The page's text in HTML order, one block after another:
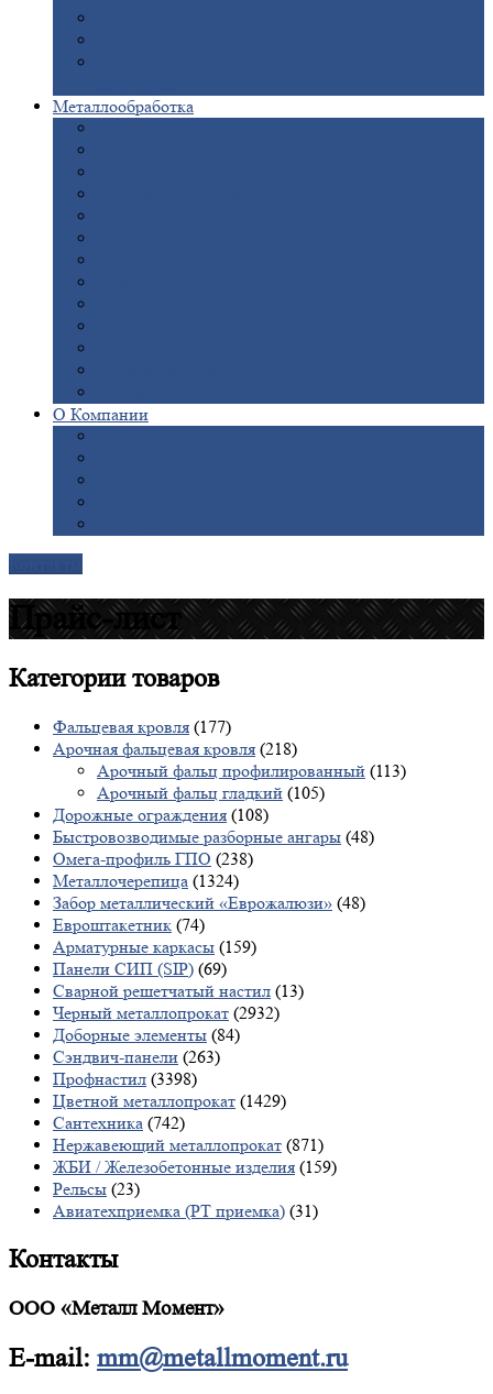
Металлообработка
О Компании
Прайс-лист
Категориитоваров
Фальцевая кровля (177)
Арочная фальцевая кровля (218)
Арочный фальц профилированный (113)
Арочный фальц гладкий (105)
Дорожные ограждения (108)
Быстровозводимые разборные ангары (48)
Омега-профиль ГПО (238)
Металлочерепица (1324)
Забор металлический «Еврожалюзи» (48)
Евроштакетник (74)
Арматурные каркасы (159)
Панели СИП (SIP) (69)
Сварной решетчатый настил (13)
Черный металлопрокат (2932)
Доборные элементы (84)
Сэндвич-панели (263)
Профнастил (3398)
Цветной металлопрокат (1429)
Сантехника (742)
Нержавеющий металлопрокат (871)
ЖБИ / Железобетонные изделия (159)
Рельсы (23)
Авиатехприемка (РТ приемка) (31)
Контакты
ООО «Металл Момент»
E-mail: mm@metallmoment.ru